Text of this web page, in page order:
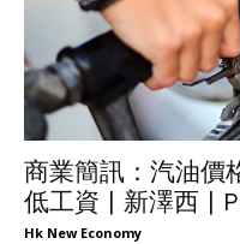
商業簡訊：汽油價
低工資 | 新澤西 |
Hk New Economy